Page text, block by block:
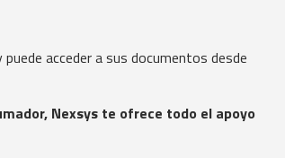
acceder a sus documentos desde
Nexsys te ofrece todo el apoyo